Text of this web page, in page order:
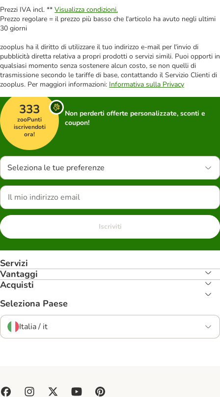
Prezzi IVA incl. ** Visualizza condizioni.
Prezzo regolare = il prezzo più basso che l'articolo ha avuto negli ultimi
30 giorni
zooplus ha il diritto di utilizzare il tuo indirizzo e-mail per l'invio di
pubblicità diretta relativa a propri prodotti o servizi simili. Puoi opporti in
qualsiasi momento senza sostenere alcun costo, se non quelli di
trasmissione secondo le tariffe di base, contattando il Servizio Clienti di
zooplus. Per maggiori informazioni: Informativa sulla Privacy
333
zooPunti
iscrivendoti
ora!
Non perderti offerte personalizzate, sconti e
coupon!
Seleziona le tue preferenze
Iscriviti
Servizi
Vantaggi
Acquisti
Seleziona Paese
Italia / it